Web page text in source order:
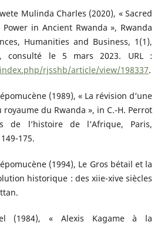
Mulinda Charles (2020), « Sacred
in Ancient Rwanda », Rwanda
Humanities and Business, 1(1),
consulté le 5 mars 2023. URL :
rjsshb/article/view/198337.
(1989), « La révision d’une
du Rwanda », in C.-H. Perrot
de l’histoire de l’Afrique, Paris,
175.
(1994), Le Gros bétail et la
historique : des xiie-xive siècles
(1984), « Alexis Kagame à la